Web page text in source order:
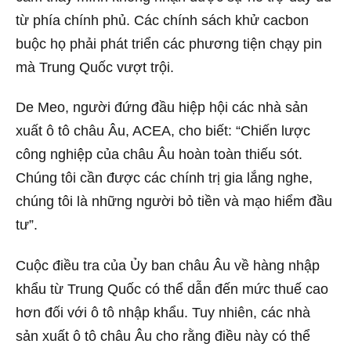
từ phía chính phủ. Các chính sách khử cacbon
buộc họ phải phát triển các phương tiện chạy pin
mà Trung Quốc vượt trội.
De Meo, người đứng đầu hiệp hội các nhà sản
xuất ô tô châu Âu, ACEA, cho biết: “Chiến lược
công nghiệp của châu Âu hoàn toàn thiếu sót.
Chúng tôi cần được các chính trị gia lắng nghe,
chúng tôi là những người bỏ tiền và mạo hiểm đầu
tư”.
Cuộc điều tra của Ủy ban châu Âu về hàng nhập
khẩu từ Trung Quốc có thể dẫn đến mức thuế cao
hơn đối với ô tô nhập khẩu. Tuy nhiên, các nhà
sản xuất ô tô châu Âu cho rằng điều này có thể